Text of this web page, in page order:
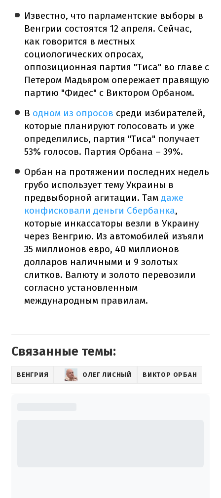
Известно, что парламентские выборы в
Венгрии состоятся 12 апреля. Сейчас,
как говорится в местных
социологических опросах,
оппозиционная партия "Тиса" во главе с
Петером Мадьяром опережает правящую
партию "Фидес" с Виктором Орбаном.
В одном из опросов среди избирателей,
которые планируют голосовать и уже
определились, партия "Тиса" получает
53% голосов. Партия Орбана – 39%.
Орбан на протяжении последних недель
грубо использует тему Украины в
предвыборной агитации. Тамдаже
конфисковали деньги Сбербанка,
которые инкассаторы везли в Украину
через Венгрию. Из автомобилей изъяли
35 миллионов евро, 40 миллионов
долларов наличными и 9 золотых
слитков. Валюту и золото перевозили
согласно установленным
международным правилам.
Связанные темы:
ВЕНГРИЯ ОЛЕГ ЛИСНЫЙ ВИКТОР ОРБАН